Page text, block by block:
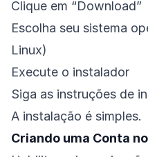
Clique em “Download”
Escolha seu sistema
Linux)
Execute o instalador
Siga as instruções de
A instalação é simples.
Criando uma Conta